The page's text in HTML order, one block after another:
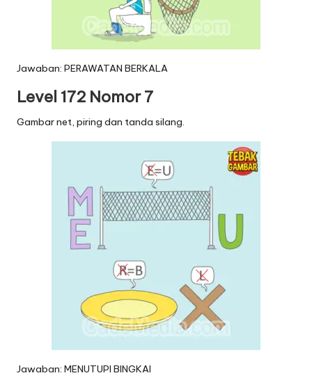
Jawaban: PERAWATAN BERKALA
Level 172 Nomor 7
Gambar net, piring dan tanda silang.
Jawaban: MENUTUPI BINGKAI